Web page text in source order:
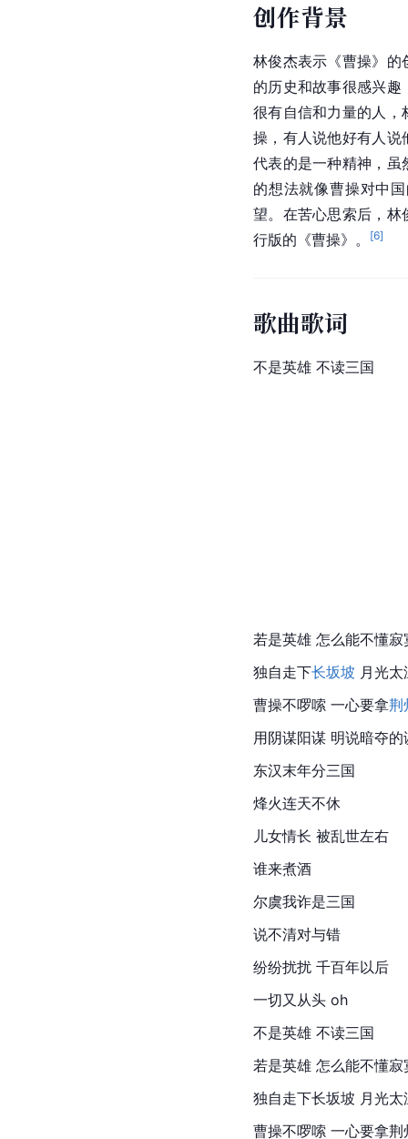
创作背景
林俊杰表示《曹操》
的历史和故事很感兴
很有自信和力量的人，
操，有人说他好有人说
代表的是一种精神，虽
的想法就像曹操对中
望。在苦心思索后， 林
行版的《曹操》。
[6]
歌曲歌词
不是英雄 不读三国
若是英雄 怎么能不懂寂
独自走下长坂坡 月光太
曹操不啰嗦 一心要拿荆
用阴谋阳谋 明说暗夺的
东汉末年分三国
烽火连天不休
儿女情长 被乱世左右
谁来煮酒
尔虞我诈是三国
说不清对与错
纷纷扰扰 千百年以后
一切又从头 oh
不是英雄 不读三国
若是英雄 怎么能不懂寂
独自走下长坂坡 月光太
曹操不啰嗦 一心要拿荆